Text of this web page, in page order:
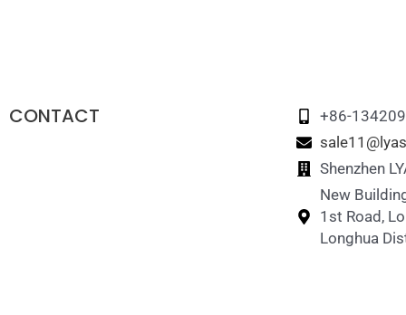
CONTACT
+86-
Shenzhen
New
1st Road,
Longhua